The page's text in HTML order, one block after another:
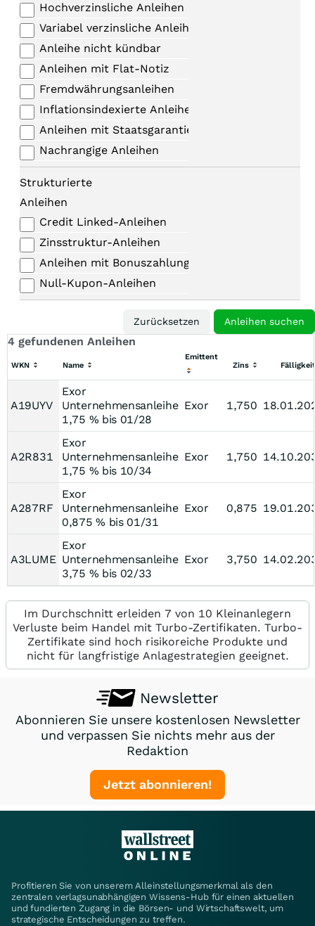
Hochverzinsliche Anleihen
Variabel verzinsliche Anleihen
Anleihe nicht kündbar
Anleihen mit Flat-Notiz
Fremdwährungsanleihen
Inflationsindexierte Anleihen
Anleihen mit Staatsgarantie
Nachrangige Anleihen
Strukturierte
Anleihen
Credit Linked-Anleihen
Zinsstruktur-Anleihen
Anleihen mit Bonuszahlungen
Null-Kupon-Anleihen
4 gefundenen Anleihen
WKN Name
Emittent
Zins
Fälligkeit
A19UYV
Exor
Unternehmensanleihe
1,75 % bis 01/28
Exor 1,750
A2R831
Exor
Unternehmensanleihe
1,75 % bis 10/34
Exor 1,750
A287RF
Exor
Unternehmensanleihe
0,875 % bis 01/31
Exor 0,875
A3LUME
Exor
Unternehmensanleihe
3,75 % bis 02/33
Exor 3,750
Im Durchschnitt erleiden 7 von 10 Kleinanlegern
Verluste beim Handel mit Turbo-Zertifikaten. Turbo-
Zertifikate sind hoch risikoreiche Produkte und
nicht für langfristige Anlagestrategien geeignet.
Newsletter
Abonnieren Sie unsere kostenlosen Newsletter
und verpassen Sie nichts mehr aus der
Redaktion
Jetzt abonnieren!
Profitieren Sie von unserem Alleinstellungsmerkmal als den
zentralen verlagsunabhängigen Wissens-Hub für einen aktuellen
und fundierten Zugang in die Börsen- und Wirtschaftswelt, um
strategische Entscheidungen zu treffen.